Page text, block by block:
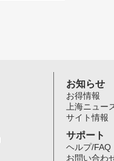
お知らせ
お得情報
上海ニュー
サイト情報
サポート
ヘルプ/FAQ
お問い合わ